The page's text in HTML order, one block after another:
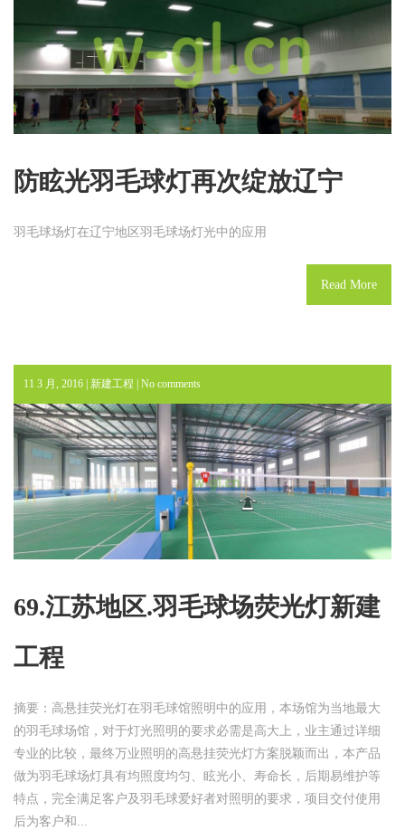
防眩光羽毛球灯再次绽放辽宁
羽毛球场灯在辽宁地区羽毛球场灯光中的应用
Read More
11 3 月, 2016 | 新建工程 | No comments
69.江苏地区.羽毛球场荧光灯新建
工程
摘要：高悬挂荧光灯在羽毛球馆照明中的应用，本场馆为当地最大
的羽毛球场馆，对于灯光照明的要求必需是高大上，业主通过详细
专业的比较，最终万业照明的高悬挂荧光灯方案脱颖而出，本产品
做为羽毛球场灯具有均照度均匀、眩光小、寿命长，后期易维护等
特点，完全满足客户及羽毛球爱好者对照明的要求，项目交付使用
后为客户和...